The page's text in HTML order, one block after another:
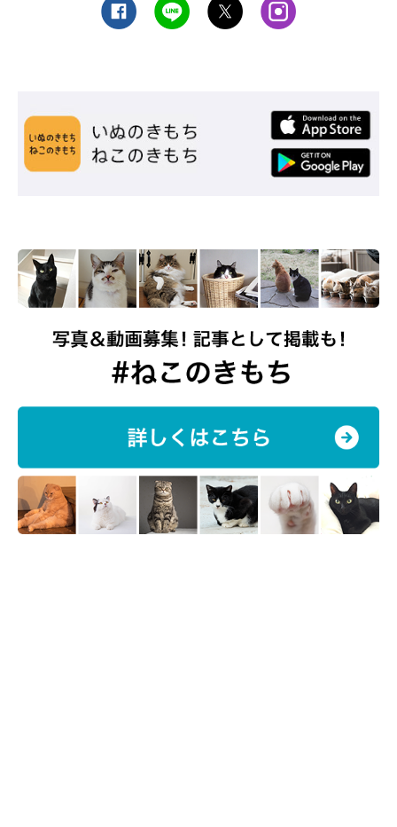
ねこのきもち投稿写真ギャラリー
病院の待合室には、ほかの猫や犬などがたくさん来院している場
合もあります。ほかの猫や犬の存在を強く感じてしまえば、大き
そのため、できるだけストレスを軽減させてあげるためにも、
ャリーバッグを覆えるタオルなどを用意しておきましょう。待っ
ている時間は目隠しをし、優しく名前を呼ぶなどして、安心させ
てあげるのがポイントです。